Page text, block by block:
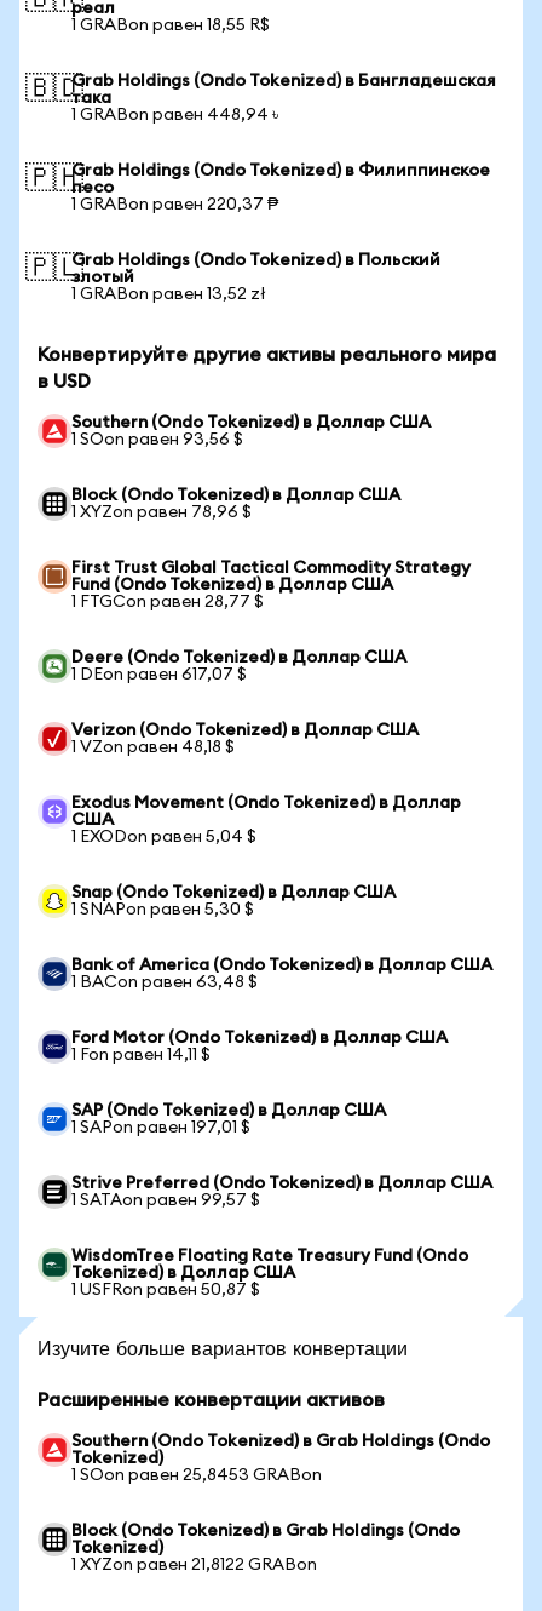
реал
1 GRABon равен 18,55 R$
🇧🇩Grab Holdings (Ondo Tokenized) в Бангладешская
така
1 GRABon равен 448,94 ৳
🇵🇭Grab Holdings (Ondo Tokenized) в Филиппинское
песо
1 GRABon равен 220,37 ₱
🇵🇱Grab Holdings (Ondo Tokenized) в Польский
злотый
1 GRABon равен 13,52 zł
Конвертируйте другие активы реального мира
в USD
Southern (Ondo Tokenized) в Доллар США
1 SOon равен 93,56 $
Block (Ondo Tokenized) в Доллар США
1 XYZon равен 78,96 $
First Trust Global Tactical Commodity Strategy
Fund (Ondo Tokenized) в Доллар США
1 FTGCon равен 28,77 $
Deere (Ondo Tokenized) в Доллар США
1 DEon равен 617,07 $
Verizon (Ondo Tokenized) в Доллар США
1 VZon равен 48,18 $
Exodus Movement (Ondo Tokenized) в Доллар
США
1 EXODon равен 5,04 $
Snap (Ondo Tokenized) в Доллар США
1 SNAPon равен 5,30 $
Bank of America (Ondo Tokenized) в Доллар США
1 BACon равен 63,48 $
Ford Motor (Ondo Tokenized) в Доллар США
1 Fon равен 14,11 $
SAP (Ondo Tokenized) в Доллар США
1 SAPon равен 197,01 $
Strive Preferred (Ondo Tokenized) в Доллар США
1 SATAon равен 99,57 $
WisdomTree Floating Rate Treasury Fund (Ondo
Tokenized) в Доллар США
1 USFRon равен 50,87 $
Изучите больше вариантов конвертации
Расширенные конвертации активов
Southern (Ondo Tokenized) в Grab Holdings (Ondo
Tokenized)
1 SOon равен 25,8453 GRABon
Block (Ondo Tokenized) в Grab Holdings (Ondo
Tokenized)
1 XYZon равен 21,8122 GRABon